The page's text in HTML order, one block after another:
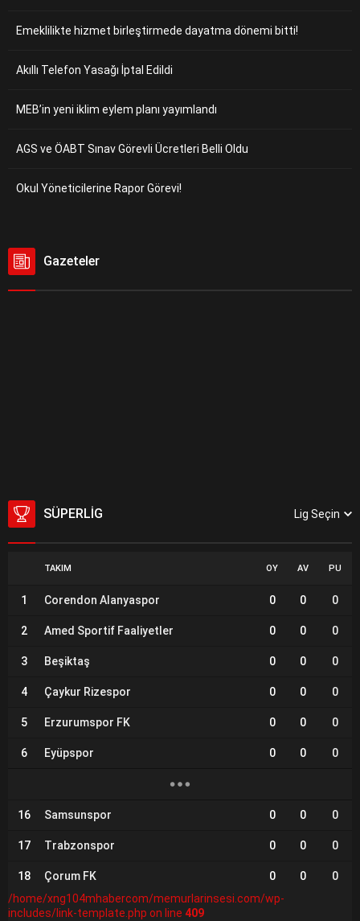
Emeklilikte hizmet birleştirmede dayatma dönemi bitti!
Akıllı Telefon Yasağı İptal Edildi
MEB’in yeni iklim eylem planı yayımlandı
AGS ve ÖABT Sınav Görevli Ücretleri Belli Oldu
Okul Yöneticilerine Rapor Görevi!
Gazeteler
SÜPERLIG Lig Seçin
TAKIM OY AV PU
1 Corendon Alanyaspor 0 0 0
2 Amed Sportif Faaliyetler 0 0 0
3 Beşiktaş 0 0 0
4 Çaykur Rizespor 0 0 0
5 Erzurumspor FK 0 0 0
6 Eyüpspor 0 0 0
16 Samsunspor 0 0 0
17 Trabzonspor 0 0 0
18 Çorum FK 0 0
0
/home/xng104mhabercom/memurlarinsesi.com/wp-
includes/link-template.php on line 409